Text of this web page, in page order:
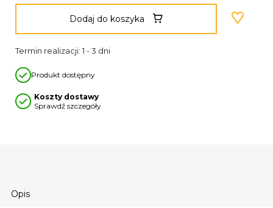
Opis
Dodaj do koszyka
Termin realizacji: 1 - 3 dni
Produkt dostępny
Koszty dostawy
Sprawdź szczegóły